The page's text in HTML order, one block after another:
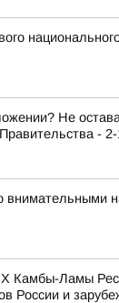
Не
- 2-
Камбы-Ламы
России и